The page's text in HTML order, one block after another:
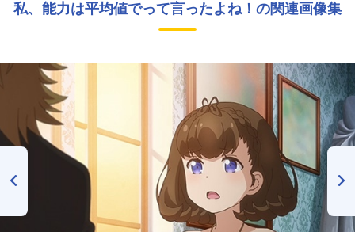
私、能力は平均値でって言ったよね！の関連画像集